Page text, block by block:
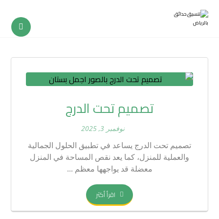
تصميم تحت الدرج
نوفمبر 3, 2025
تصميم تحت الدرج يساعد في تطبيق الحلول الجمالية
والعملية للمنزل، كما يعد نقص المساحة في المنزل
معضلة قد يواجهها معظم ...
اقرأ أكثر